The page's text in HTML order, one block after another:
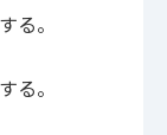
る。
る。